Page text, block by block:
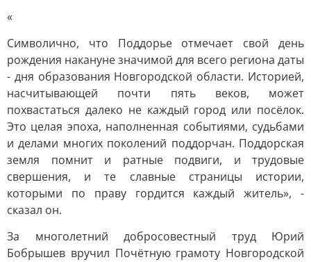
«
Символично, что Поддорье отмечает свой день
рождения накануне значимой для всего региона даты
- дня образования Новгородской области. Историей,
насчитывающей почти пять веков, может
похвастаться далеко не каждый город или посёлок.
Это целая эпоха, наполненная событиями, судьбами
и делами многих поколений поддорчан. Поддорская
земля помнит и ратные подвиги, и трудовые
свершения, и те славные страницы истории,
которыми по праву гордится каждый житель», -
сказал он.
За многолетний добросовестный труд Юрий
Бобрышев вручил Почётную грамоту Новгородской